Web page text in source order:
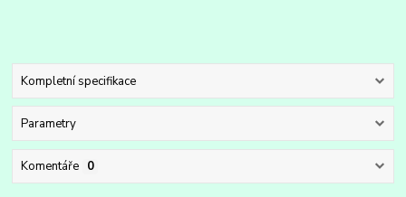
Kompletní specifikace
Parametry
Komentáře 0